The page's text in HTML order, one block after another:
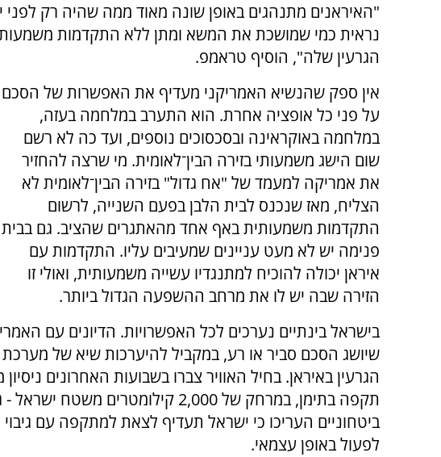
"האיראנים מתנהגים באופן שונה מאוד ממה שהיה רק לפני
נראית כמי שמושכת את המשא ומתן ללא התקדמות
הגרעין שלה", הוסיף טראמפ.
אין ספק שהנשיא האמריקני מעדיף את האפשרות של הסכם
על פני כל אופציה אחרת. הוא התערב במלחמה בעזה,
במלחמה באוקראינה ובסכסוכים נוספים, ועד כה לא רשם
שום הישג משמעותי בזירה הבין־לאומית. מי שרצה להחזיר
את אמריקה למעמד של "אח גדול" בזירה הבין־לאומית לא
הצליח, מאז שנכנס לבית הלבן בפעם השנייה, לרשום
התקדמות משמעותית באף אחד מהאתגרים שהציב. גם בבית
פנימה יש לא מעט עניינים שמעיבים עליו. התקדמות עם
איראן יכולה להוכיח למתנגדיו עשייה משמעותית, ואולי זו
הזירה שבה יש לו את מרחב ההשפעה הגדול ביותר.
בישראל בינתיים נערכים לכל האפשרויות. הדיונים עם
שיושג הסכם סביר או רע, במקביל להיערכות שיא של
הגרעין באיראן. בחיל האוויר צברו בשבועות האחרונים
תקפה בתימן, במרחק של 2,000
ביטחוניים העריכו כי ישראל תעדיף לצאת למתקפה עם
לפעול באופן עצמאי.